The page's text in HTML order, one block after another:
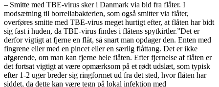
– Smitte med TBE-virus sker i Danmark via bid fra flåter. I
modsætning til borreliabakterien, som også smitter via flåter,
overføres smitte med TBE-virus meget hurtigt efter, at flåten har bidt
sig fast i huden, da TBE-virus findes i flåtens spytkirtler.”Det er
derfor vigtigt at fjerne en flåt, så snart man opdager den. Enten med
fingrene eller med en pincet eller en særlig flåttang. Det er ikke
afgørende, om man kan fjerne hele flåten. Efter fjernelse af flåten er
det fortsat vigtigt at være opmærksom på et rødt udslæt, som typisk
efter 1-2 uger breder sig ringformet ud fra det sted, hvor flåten har
siddet, da dette kan være tegn på lokal infektion med